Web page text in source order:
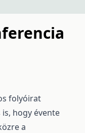
folyóirat
hogy évente
a